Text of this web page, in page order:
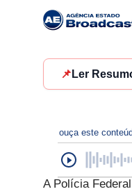
📌 Ler
ouça este
A Polícia